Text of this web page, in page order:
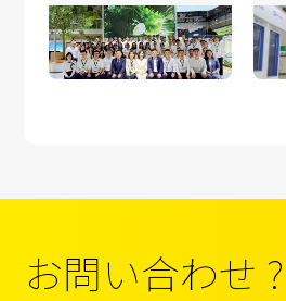
最前線をけん引！
お問い合わせ ?